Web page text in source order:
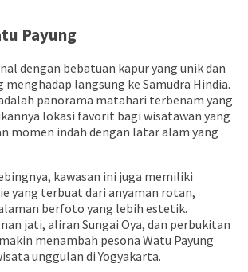
Payung
dengan bebatuan kapur yang unik dan
langsung ke Samudra Hindia.
panorama matahari terbenam yang
lokasi favorit bagi wisatawan yang
momen indah dengan latar alam yang
kawasan ini juga memiliki
yang terbuat dari anyaman rotan,
berfoto yang lebih estetik.
jati, aliran Sungai Oya, dan perbukitan
menambah pesona Watu Payung
unggulan di Yogyakarta.